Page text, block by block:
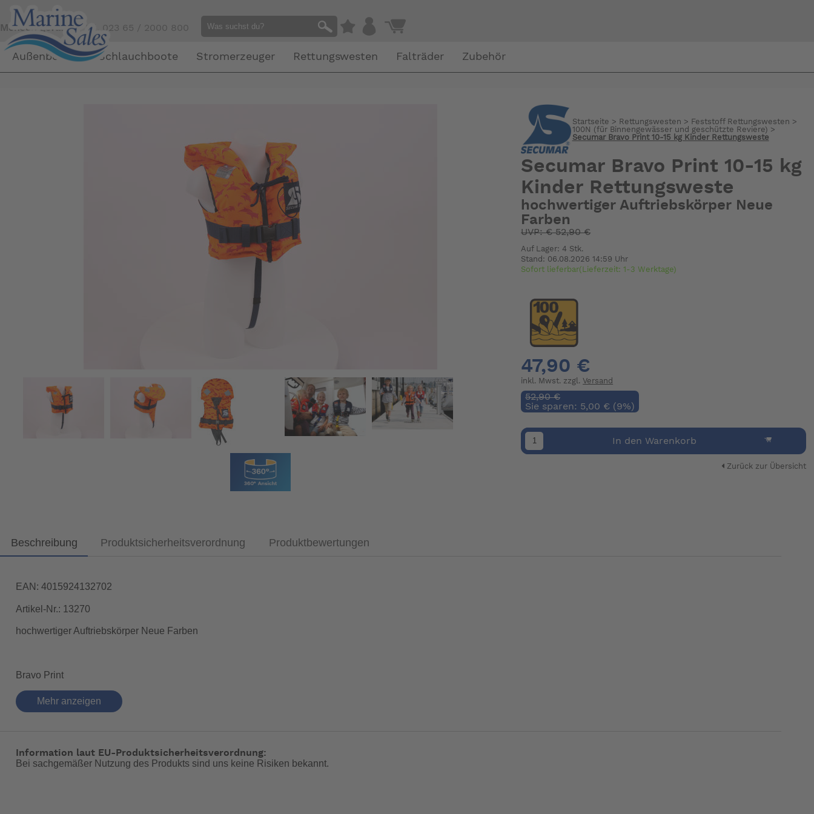
Mensch gefällig?Tel. 023 65 / 2000 800
Außenborder Schlauchboote Stromerzeuger Rettungswesten Falträder Zubehör
Startseite > Rettungswesten > Feststoff Rettungswesten >
100N (für Binnengewässer und geschützte Reviere) >
Secumar Bravo Print 10-15 kg Kinder Rettungsweste
Secumar Bravo Print 10-15 kg
Kinder Rettungsweste
hochwertiger Auftriebskörper Neue
Farben
UVP:€52,90 €
Auf Lager: 4 Stk.
Stand: 06.08.2026 14:59 Uhr
Sofort lieferbar(Lieferzeit: 1-3 Werktage)
47,90 €
inkl. Mwst. zzgl.Versand
52,90 €
Sie sparen: 5,00 € (9%)
In den Warenkorb
Zurück zur Übersicht
Beschreibung Produktsicherheitsverordnung Produktbewertungen
EAN: 4015924132702
Artikel-Nr.: 13270
hochwertiger Auftriebskörper Neue Farben
Bravo Print
Mehr anzeigen
Information laut EU-Produktsicherheitsverordnung:
Bei sachgemäßer Nutzung des Produkts sind uns keine Risiken bekannt.